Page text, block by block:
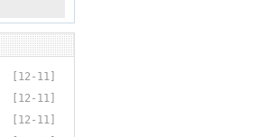
[12-11]
[12-11]
[12-11]